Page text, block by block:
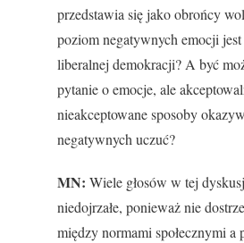
przedstawia się jako obrońcy
poziom negatywnych emocji
liberalnej demokracji? A być
pytanie o emocje, ale
nieakceptowane sposoby
negatywnych uczuć?
MN: Wiele głosów w tej
niedojrzałe, ponieważ nie
między normami społecznymi a